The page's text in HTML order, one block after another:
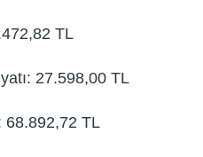
TL
27.598,00 TL
68.892,72 TL